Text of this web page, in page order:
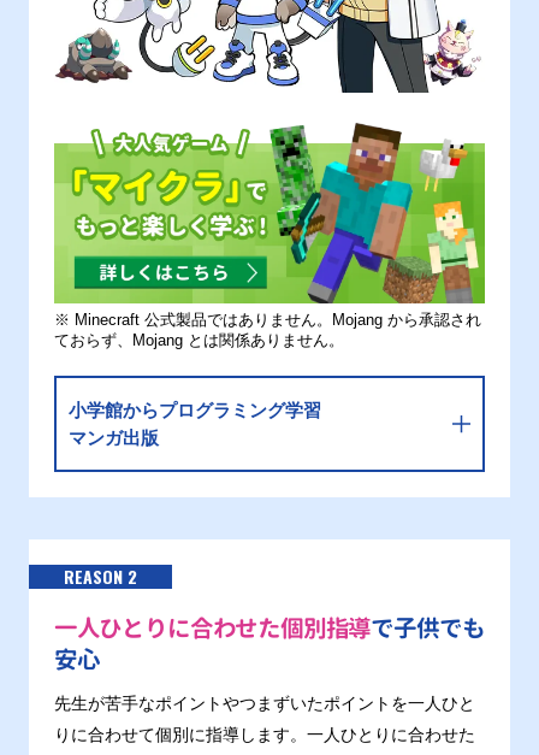
※ Minecraft 公式製品ではありません。Mojang から承認され
ておらず、Mojang とは関係ありません。
小学館からプログラミング学習
マンガ出版
REASON 2
一人ひとりに合わせた個別指導で子供でも
安心
先生が苦手なポイントやつまずいたポイントを一人ひと
りに合わせて個別に指導します。一人ひとりに合わせた